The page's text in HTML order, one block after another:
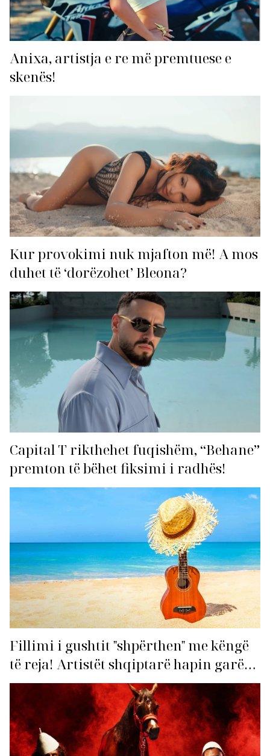
Anixa, artistja e re më premtuese e
skenës!
Kur provokimi nuk mjafton më! A mos
duhet të ‘dorëzohet’ Bleona?
Capital T rikthehet fuqishëm, “Behane”
premton të bëhet fiksimi i radhës!
Fillimi i gushtit "shpërthen" me këngë
të reja! Artistët shqiptarë hapin garën
për hitin e verës!